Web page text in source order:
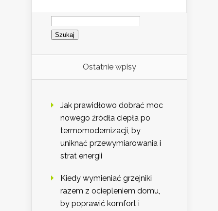
Szukaj:
Ostatnie wpisy
Jak prawidłowo dobrać moc
nowego źródła ciepła po
termomodernizacji, by
uniknąć przewymiarowania i
strat energii
Kiedy wymieniać grzejniki
razem z ociepleniem domu,
by poprawić komfort i